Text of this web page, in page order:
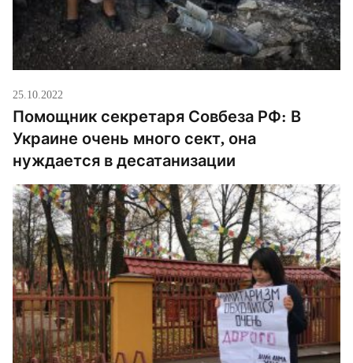
25.10.2022
Помощник секретаря Совбеза РФ: В
Украине очень много сект, она
нуждается в десатанизации